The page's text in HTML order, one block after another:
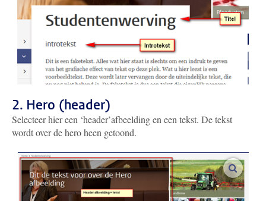
2. Hero (header)
Selecteer hier een ‘header’afbeelding en een tekst. De tekst
wordt over de hero heen getoond.